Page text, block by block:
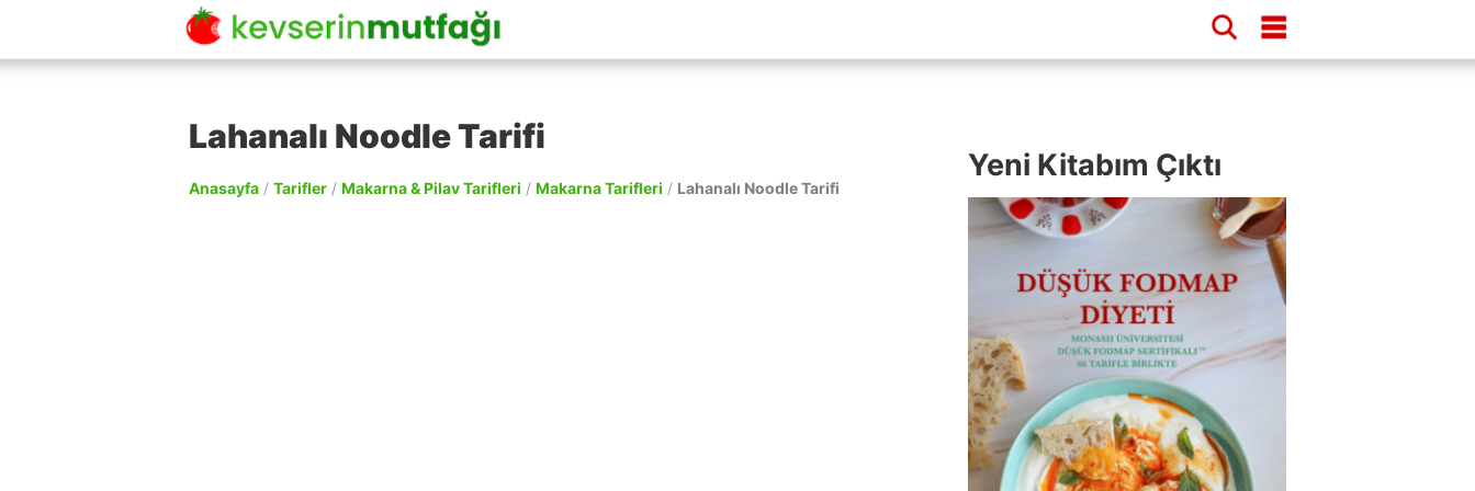
Lahanalı Noodle Tarifi
Anasayfa / Tarifler / Makarna & Pilav Tarifleri / Makarna Tarifleri / Lahanalı Noodle Tarifi
Yeni Kitabım Çıktı